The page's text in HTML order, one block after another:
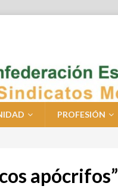
PROFESIÓN
apócrifos”